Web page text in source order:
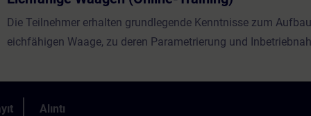
Die Teilnehmer erhalten grundlegende Kenntnisse zum
eichfähigen Waage, zu deren Parametrierung und
Alıntı